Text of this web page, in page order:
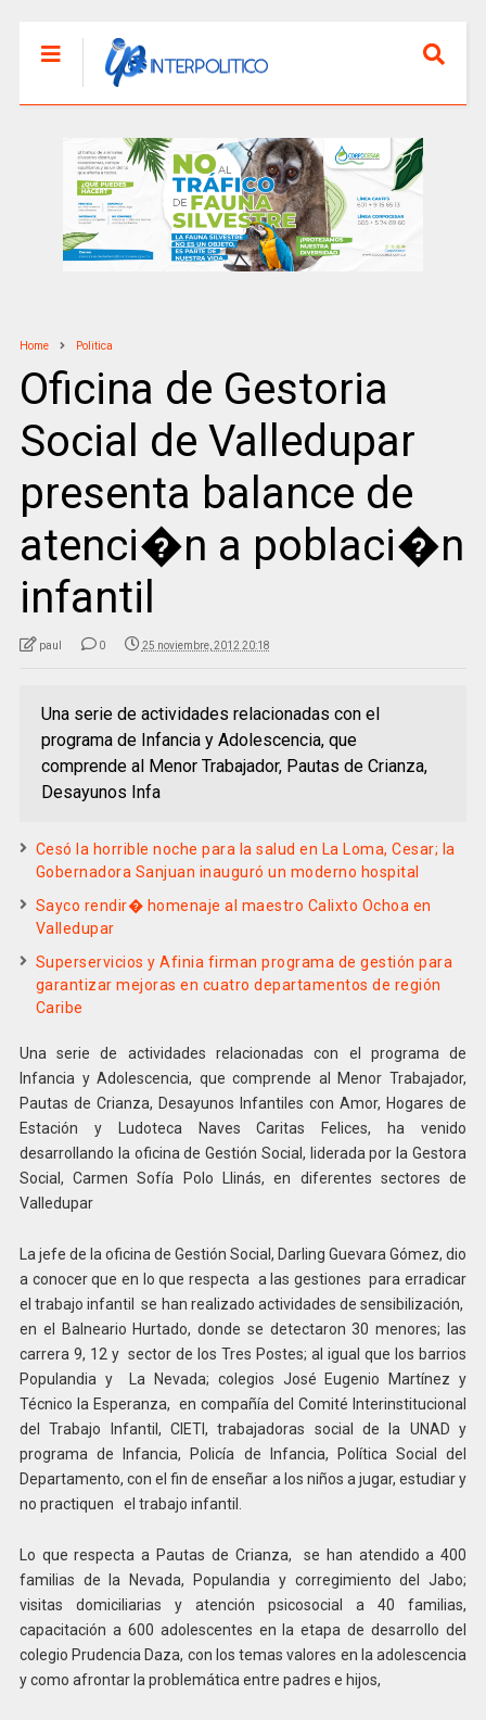
Home Politica
Oficina de Gestoria
Social de Valledupar
presenta balance de
atenci�n a poblaci�n
infantil
paul 0 25 noviembre, 2012 20:18
Una serie de actividades relacionadas con el
programa de Infancia y Adolescencia, que
comprende al Menor Trabajador, Pautas de Crianza,
Desayunos Infa
Cesó la horrible noche para la salud en La Loma, Cesar; la
Gobernadora Sanjuan inauguró un moderno hospital
Sayco rendir� homenaje al maestro Calixto Ochoa en
Valledupar
Superservicios y Afinia firman programa de gestión para
garantizar mejoras en cuatro departamentos de región
Caribe
Una serie de actividades relacionadas con el programa de
Infancia y Adolescencia, que comprende al Menor Trabajador,
Pautas de Crianza, Desayunos Infantiles con Amor, Hogares de
Estación y Ludoteca Naves Caritas Felices, ha venido
desarrollando la oficina de Gestión Social, liderada por la Gestora
Social, Carmen Sofía Polo Llinás, en diferentes sectores de
Valledupar
La jefe de la oficina de Gestión Social, Darling Guevara Gómez, dio
a conocer que en lo que respecta a las gestiones para erradicar
el trabajo infantil se han realizado actividades de sensibilización,
en el Balneario Hurtado, donde se detectaron 30 menores; las
carrera 9, 12 y sector de los Tres Postes; al igual que los barrios
Populandia y La Nevada; colegios José Eugenio Martínez y
Técnico la Esperanza, en compañía del Comité Interinstitucional
del Trabajo Infantil, CIETI, trabajadoras social de la UNAD y
programa de Infancia, Policía de Infancia, Política Social del
Departamento, con el fin de enseñar a los niños a jugar, estudiar y
no practiquen el trabajo infantil.
Lo que respecta a Pautas de Crianza, se han atendido a 400
familias de la Nevada, Populandia y corregimiento del Jabo;
visitas domiciliarias y atención psicosocial a 40 familias,
capacitación a 600 adolescentes en la etapa de desarrollo del
colegio Prudencia Daza, con los temas valores en la adolescencia
y como afrontar la problemática entre padres e hijos,